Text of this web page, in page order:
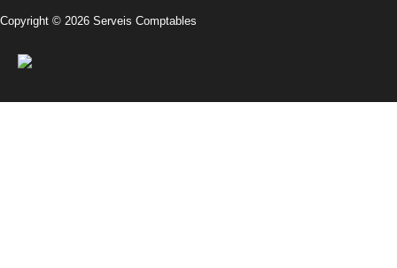
Copyright © 2026 Serveis Comptables